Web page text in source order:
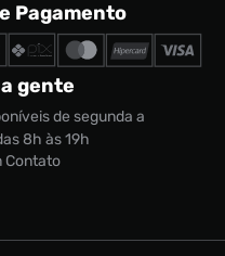
Pagamento
gente
de segunda a
8h às 19h
Contato